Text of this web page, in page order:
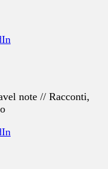
note // Racconti,